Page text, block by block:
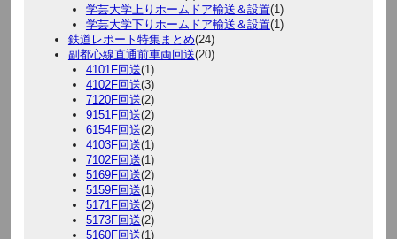
学芸大学上りホームドア輸送＆設置(1)
学芸大学下りホームドア輸送＆設置(1)
鉄道レポート特集まとめ(24)
副都心線直通前車両回送(20)
4101F回送(1)
4102F回送(3)
7120F回送(2)
9151F回送(2)
6154F回送(2)
4103F回送(1)
7102F回送(1)
5169F回送(2)
5159F回送(1)
5171F回送(2)
5173F回送(2)
5160F回送(1)